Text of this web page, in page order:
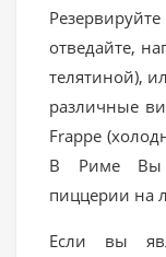
отведайте,
телятиной),
различные
Frappe
В Риме Вы
пиццерии на
Если вы